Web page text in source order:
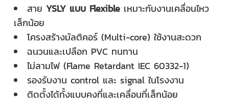
สายYSLY แบบ Flexible เหมาะกับงานเคลื่อนไหว
เล็กน้อย
โครงสร้างมัลติคอร์ (Multi-core) ใช้งานสะดวก
ฉนวนและเปลือก PVC ทนทาน
ไม่ลามไฟ (Flame Retardant IEC 60332-1)
รองรับงาน control และ signal ในโรงงาน
ติดตั้งได้ทั้งแบบคงที่และเคลื่อนที่เล็กน้อย